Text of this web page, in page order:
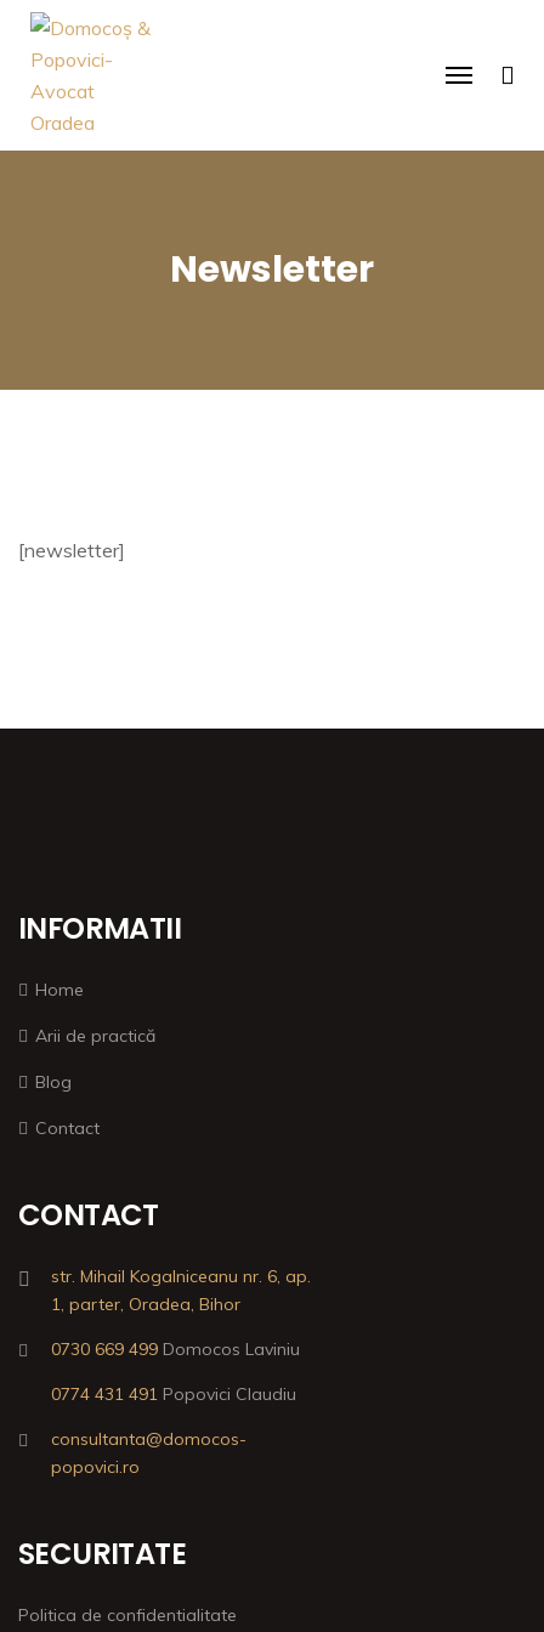
Newsletter
[newsletter]
INFORMATII
Home
Arii de practică
Blog
Contact
CONTACT
str. Mihail Kogalniceanu nr. 6, ap.
1, parter, Oradea, Bihor
0730 669 499 Domocos Laviniu
0774 431 491 Popovici Claudiu
consultanta@domocos-
popovici.ro
SECURITATE
Politica de confidentialitate